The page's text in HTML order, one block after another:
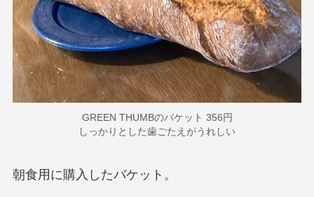
GREEN THUMBのバケット 356円
しっかりとした歯ごたえがうれしい
朝食用に購入したバケット。